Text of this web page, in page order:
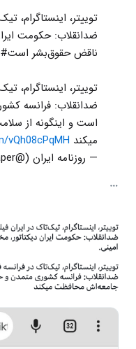
توییتر، اینستاگرام،
ضدانقلاب: حکومت
ناقض حقوق‌بشر است#
توییتر، اینستاگرام،
ضدانقلاب: فرانسه
است و اینگونه از
میکند
— روزنامه ایران (@IranNewspaper)